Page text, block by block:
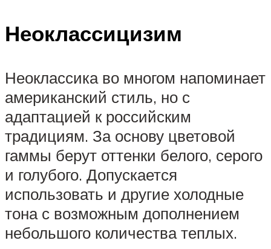
Неоклассицизим
Неоклассика во многом напоминает
американский стиль, но с
адаптацией к российским
традициям. За основу цветовой
гаммы берут оттенки белого, серого
и голубого. Допускается
использовать и другие холодные
тона с возможным дополнением
небольшого количества теплых.